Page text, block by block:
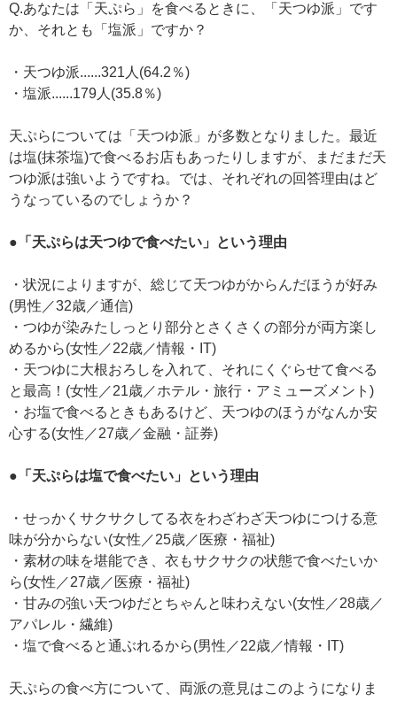
Q.あなたは「天ぷら」を食べるときに、「天つゆ派」です
か、それとも「塩派」ですか？
・天つゆ派......321人(64.2％)
・塩派......179人(35.8％)
天ぷらについては「天つゆ派」が多数となりました。最近
は塩(抹茶塩)で食べるお店もあったりしますが、まだまだ天
つゆ派は強いようですね。では、それぞれの回答理由はど
うなっているのでしょうか？
●「天ぷらは天つゆで食べたい」という理由
・状況によりますが、総じて天つゆがからんだほうが好み
(男性／32歳／通信)
・つゆが染みたしっとり部分とさくさくの部分が両方楽し
めるから(女性／22歳／情報・IT)
・天つゆに大根おろしを入れて、それにくぐらせて食べる
と最高！(女性／21歳／ホテル・旅行・アミューズメント)
・お塩で食べるときもあるけど、天つゆのほうがなんか安
心する(女性／27歳／金融・証券)
●「天ぷらは塩で食べたい」という理由
・せっかくサクサクしてる衣をわざわざ天つゆにつける意
味が分からない(女性／25歳／医療・福祉)
・素材の味を堪能でき、衣もサクサクの状態で食べたいか
ら(女性／27歳／医療・福祉)
・甘みの強い天つゆだとちゃんと味わえない(女性／28歳／
アパレル・繊維)
・塩で食べると通ぶれるから(男性／22歳／情報・IT)
天ぷらの食べ方について、両派の意見はこのようになりま